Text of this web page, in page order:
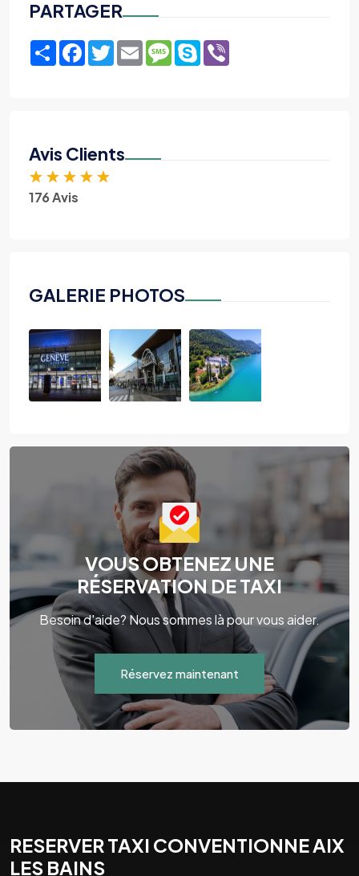
PARTAGER
ShareFacebook
TwitterEmailMessage
Skype
Avis Clients
★ ★ ★ ★ ★
176 Avis
GALERIE PHOTOS
VOUS OBTENEZ UNE
RÉSERVATION DE TAXI
Besoin d'aide? Nous sommes là pour vous aider.
Réservez maintenant
RESERVER TAXI CONVENTIONNE AIX
LES BAINS